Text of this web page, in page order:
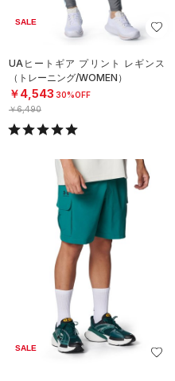
SALE
UAヒートギア プリント レギンス
（トレーニング/WOMEN）
￥4,543 30%OFF
￥6,490
SALE